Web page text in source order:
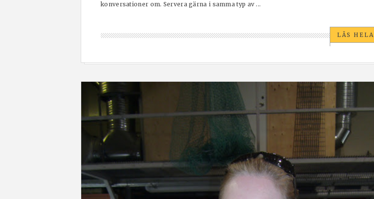
konversationer om. Servera gärna i samma typ av ...
LÄS HELA